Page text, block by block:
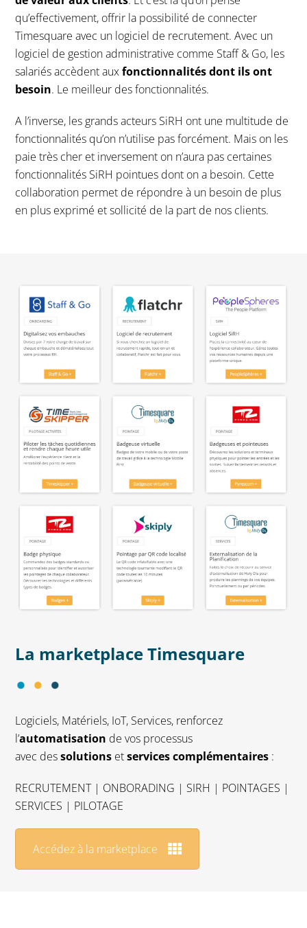
qu’effectivement, offrir la possibilité de connecter
Timesquare avec un logiciel de recrutement. Avec un
logiciel de gestion administrative comme Staff & Go, les
salariés accèdent auxfonctionnalités dont ils ont
besoin. Le meilleur des fonctionnalités.
A l’inverse, les grands acteurs SiRH ont une multitude de
fonctionnalités qu’on n’utilise pas forcément. Mais on les
paie très cher et inversement on n’aura pas certaines
fonctionnalités SiRH pointues dont on a besoin. Cette
collaboration permet de répondre à un besoin de plus
en plus exprimé et sollicité de la part de nos clients.
La marketplace Timesquare
Logiciels, Matériels, IoT, Services, renforcez
l’automatisation de vos processus
avec dessolutions etservices complémentaires :
RECRUTEMENT | ONBORADING | SIRH | POINTAGES |
SERVICES | PILOTAGE
Accédez à la marketplace